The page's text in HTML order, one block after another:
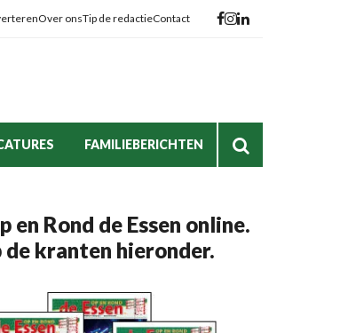
Over onsTip de redactieContact
FAMILIEBERICHTEN
en Rond de Essen online.
de kranten hieronder.